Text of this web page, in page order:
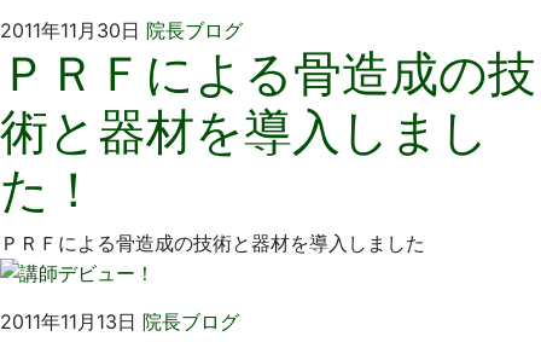
2011年11月30日 院長ブログ2011
年
11
月
30
い
そ
歯
科
医
ＰＲＦによる骨造成の技
術と器材を導入しまし
た！
ＰＲＦによる骨造成の技術と器材を導入しました
2011年11月13日 院長ブログ2011
い